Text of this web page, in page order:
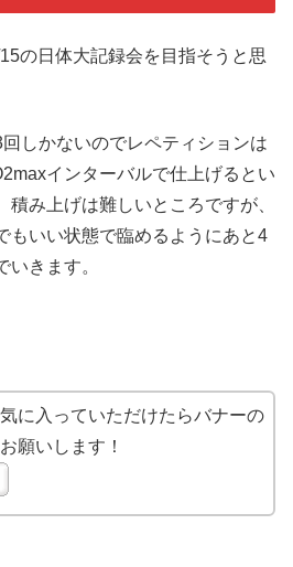
の日体大記録会を目指そうと思
しかないのでレペティションは
インターバルで仕上げるとい
積み上げは難しいところですが、
もいい状態で臨めるようにあと4
きます。
に入っていただけたらバナーの
願いします！